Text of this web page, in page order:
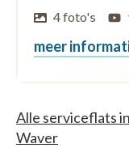
4 foto's
meer
Alle serviceflats
Waver